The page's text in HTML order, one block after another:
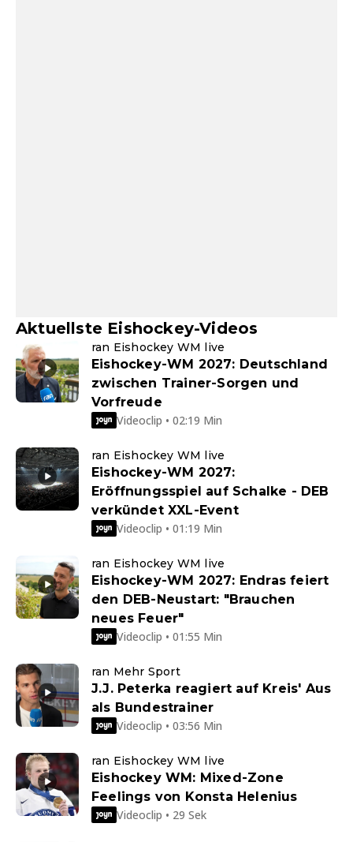
Aktuellste Eishockey-Videos
ran Eishockey WM live
Eishockey-WM 2027: Deutschland
zwischen Trainer-Sorgen und
Vorfreude
Videoclip • 02:19 Min
ran Eishockey WM live
Eishockey-WM 2027:
Eröffnungsspiel auf Schalke - DEB
verkündet XXL-Event
Videoclip • 01:19 Min
ran Eishockey WM live
Eishockey-WM 2027: Endras feiert
den DEB-Neustart: "Brauchen
neues Feuer"
Videoclip • 01:55 Min
ran Mehr Sport
J.J. Peterka reagiert auf Kreis' Aus
als Bundestrainer
Videoclip • 03:56 Min
ran Eishockey WM live
Eishockey WM: Mixed-Zone
Feelings von Konsta Helenius
Videoclip • 29 Sek